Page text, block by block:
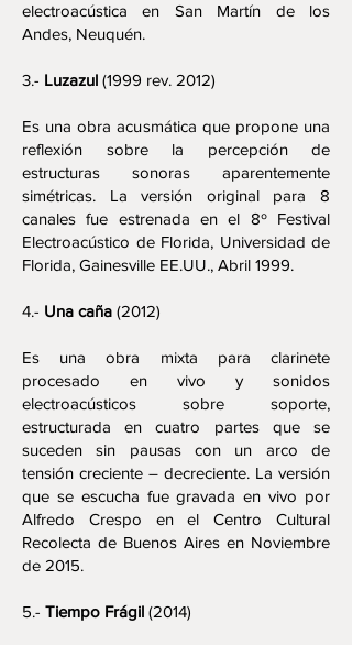
electroacústica en San Martín de los
Andes, Neuquén.
3.- Luzazul (1999 rev. 2012)
Es una obra acusmática que propone una
reflexión sobre la percepción de
estructuras sonoras aparentemente
simétricas. La versión original para 8
canales fue estrenada en el 8º Festival
Electroacústico de Florida, Universidad de
Florida, Gainesville EE.UU., Abril 1999.
4.- Una caña (2012)
Es una obra mixta para clarinete
procesado en vivo y sonidos
electroacústicos sobre soporte,
estructurada en cuatro partes que se
suceden sin pausas con un arco de
tensión creciente – decreciente. La versión
que se escucha fue gravada en vivo por
Alfredo Crespo en el Centro Cultural
Recolecta de Buenos Aires en Noviembre
de 2015.
5.- Tiempo Frágil (2014)